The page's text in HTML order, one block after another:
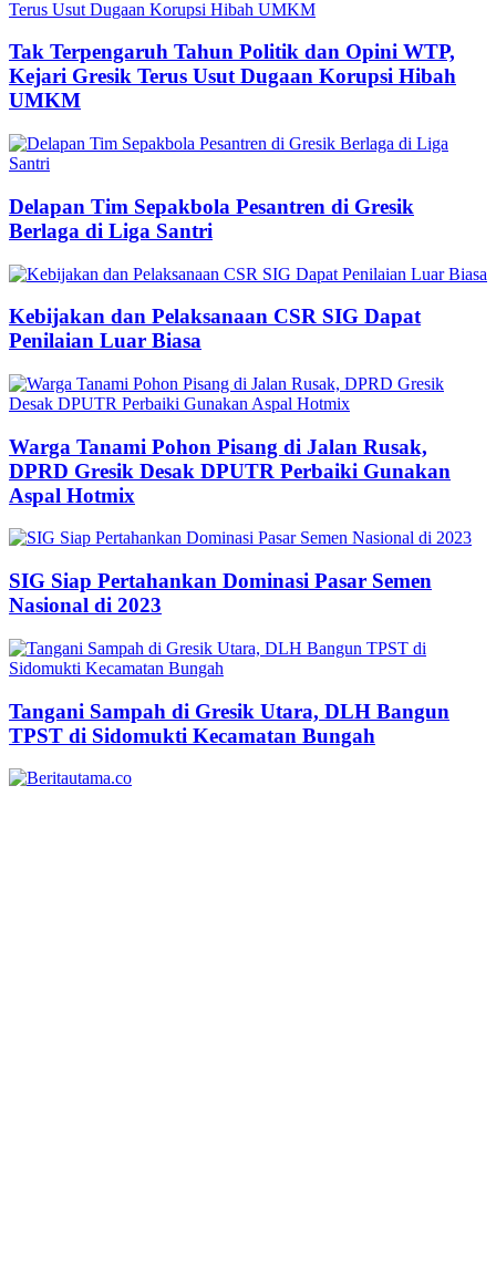
Tak Terpengaruh Tahun Politik dan Opini WTP,
Kejari Gresik Terus Usut Dugaan Korupsi Hibah
UMKM
Delapan Tim Sepakbola Pesantren di Gresik
Berlaga di Liga Santri
Kebijakan dan Pelaksanaan CSR SIG Dapat
Penilaian Luar Biasa
Warga Tanami Pohon Pisang di Jalan Rusak,
DPRD Gresik Desak DPUTR Perbaiki Gunakan
Aspal Hotmix
SIG Siap Pertahankan Dominasi Pasar Semen
Nasional di 2023
Tangani Sampah di Gresik Utara, DLH Bangun
TPST di Sidomukti Kecamatan Bungah